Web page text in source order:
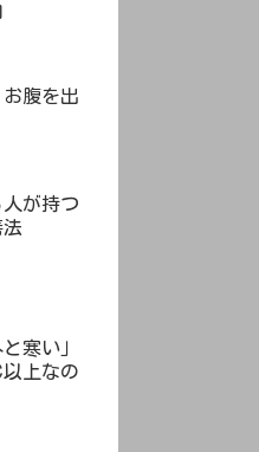
腹を出
が持つ
寒い」
上なの